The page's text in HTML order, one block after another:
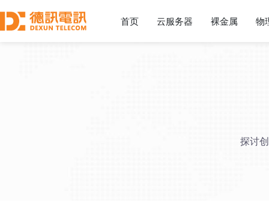
首页 云服务器 裸金属 物
探讨